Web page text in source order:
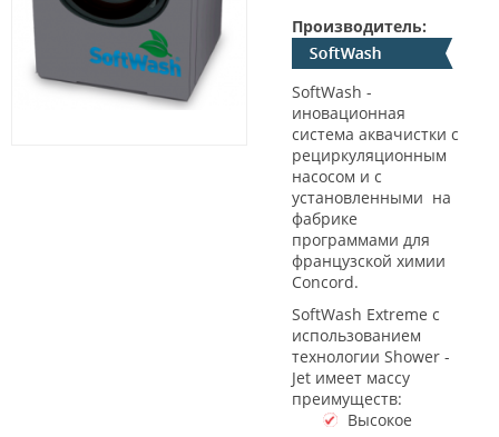
Производитель:
SoftWash -
иновационная
система аквачистки с
рециркуляционным
насосом и с
установленными на
фабрике
программами для
французской химии
Concord.
SoftWash Extreme с
использованием
технологии Shower -
Jet имеет массу
преимуществ:
Высокое